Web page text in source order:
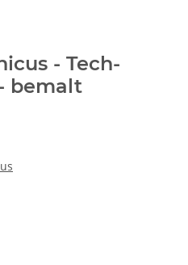
- Tech-
bemalt